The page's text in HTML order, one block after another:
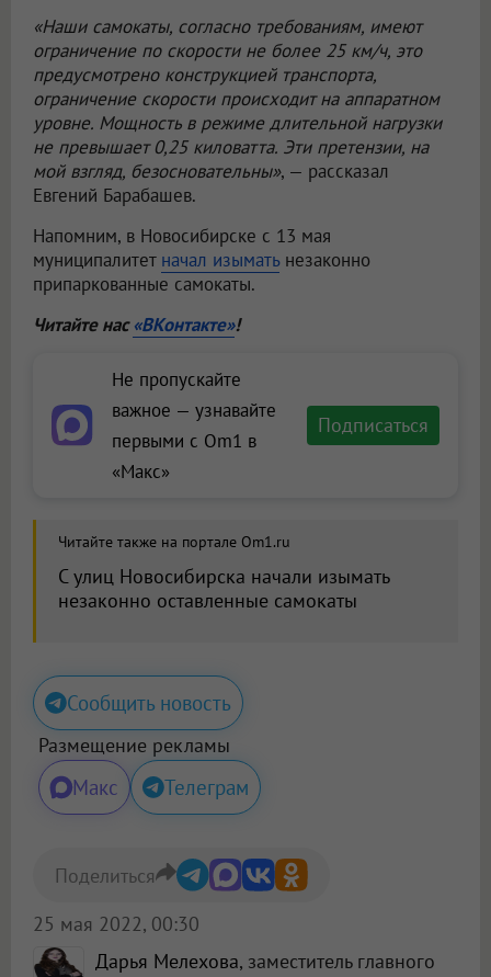
«Наши самокаты, согласно требованиям, имеют
ограничение по скорости не более 25 км/ч, это
предусмотрено конструкцией транспорта,
ограничение скорости происходит на аппаратном
уровне. Мощность в режиме длительной нагрузки
не превышает 0,25 киловатта. Эти претензии, на
мой взгляд, безосновательны», — рассказал
Евгений Барабашев.
Напомним, в Новосибирске с 13 мая
муниципалитет начал изыматьнезаконно
припаркованные самокаты.
Читайте нас«ВКонтакте»!
Не пропускайте
важное — узнавайте
первыми с Om1 в
«Макс»
Подписаться
Читайте также на портале Om1.ru
С улиц Новосибирска начали изымать
незаконно оставленные самокаты
Сообщить новость
Размещение рекламы
Макс Телеграм
Дарья Мелехова, заместитель главного
25 мая 2022, 00:30
Поделиться